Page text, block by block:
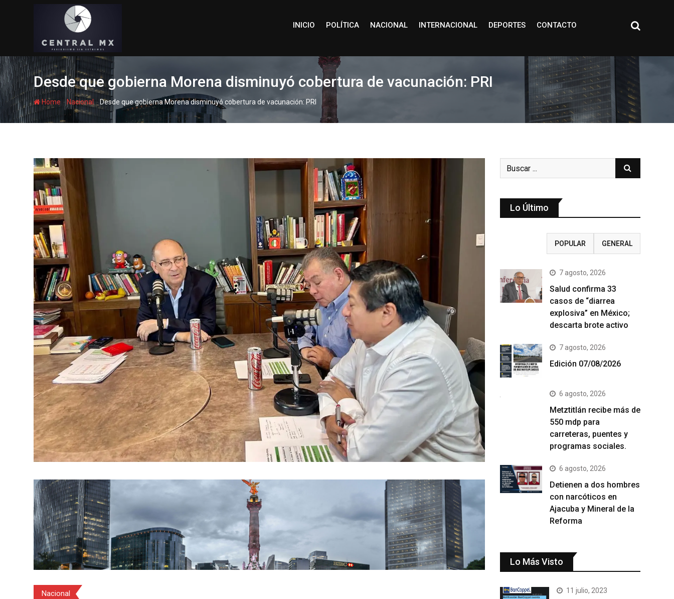
INICIO POLÍTICA NACIONAL INTERNACIONAL DEPORTES CONTACTO
Desde que gobierna Morena disminuyó cobertura de vacunación: PRI
Home - Nacional- Desde que gobierna Morena disminuyó cobertura de vacunación: PRI
Nacional
Lo Último
POPULAR GENERAL
7 agosto, 2026
Salud confirma 33
casos de “diarrea
explosiva” en México;
descarta brote activo
7 agosto, 2026
Edición 07/08/2026
6 agosto, 2026
Metztitlán recibe más de
550 mdp para
carreteras, puentes y
programas sociales.
6 agosto, 2026
Detienen a dos hombres
con narcóticos en
Ajacuba y Mineral de la
Reforma
Lo Más Visto
11 julio, 2023